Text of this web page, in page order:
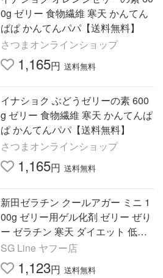
0g ゼリー 食物繊維 寒天 かんてん
ぱぱ かんてんパパ【送料無料】
さつまオンラインショップ
1,165円 送料無料
イナショク ぶどうゼリーの素 600
g ゼリー 食物繊維 寒天 かんてんぱ
ぱ かんてんパパ【送料無料】
さつまオンラインショップ
1,165円 送料無料
新田ゼラチン クールアガー ミニ 1
00g ゼリー用ゲル化剤 ゼリー ぜり
ー ゼラチン 寒天 ダイエット 低カ
ロリー 介護食 健康食品 機能系食
品 常温 ゼリー作り
SG Line ヤフー店
1,123円 送料無料